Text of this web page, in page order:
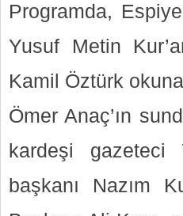
Programda,
Yusuf Metin
Kamil Öztürk
Ömer Anaç’ın
kardeşi gazeteci
başkanı Nazım